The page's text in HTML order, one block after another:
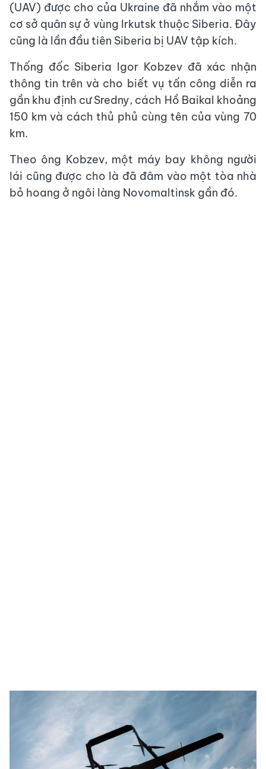
(UAV) được cho của Ukraine đã nhắm vào một
cơ sở quân sự ở vùng Irkutsk thuộc Siberia. Đây
cũng là lần đầu tiên Siberia bị UAV tập kích.
Thống đốc Siberia Igor Kobzev đã xác nhận
thông tin trên và cho biết vụ tấn công diễn ra
gần khu định cư Sredny, cách Hồ Baikal khoảng
150 km và cách thủ phủ cùng tên của vùng 70
km.
Theo ông Kobzev, một máy bay không người
lái cũng được cho là đã đâm vào một tòa nhà
bỏ hoang ở ngôi làng Novomaltinsk gần đó.